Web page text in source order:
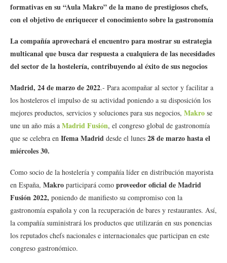
formativas en su “Aula Makro” de la mano de prestigiosos chefs,
con el objetivo de enriquecer el conocimiento sobre la gastronomía
La compañía aprovechará el encuentro para mostrar su estrategia
multicanal que busca dar respuesta a cualquiera de las necesidades
del sector de la hostelería, contribuyendo al éxito de sus negocios
Madrid, 24 de marzo de 2022.- Para acompañar al sector y facilitar a
los hosteleros el impulso de su actividad poniendo a su disposición los
mejores productos, servicios y soluciones para sus negocios, Makro se
une un año más a Madrid Fusión, el congreso global de gastronomía
que se celebra en IfemaMadrid desde el lunes 28 de marzo hasta el
miércoles 30.
Como socio de la hostelería y compañía líder en distribución mayorista
en España, Makro participará como proveedor oficial de Madrid
Fusión 2022, poniendo de manifiesto su compromiso con la
gastronomía española y con la recuperación de bares y restaurantes. Así,
la compañía suministrará los productos que utilizarán en sus ponencias
los reputados chefs nacionales e internacionales que participan en este
congreso gastronómico.